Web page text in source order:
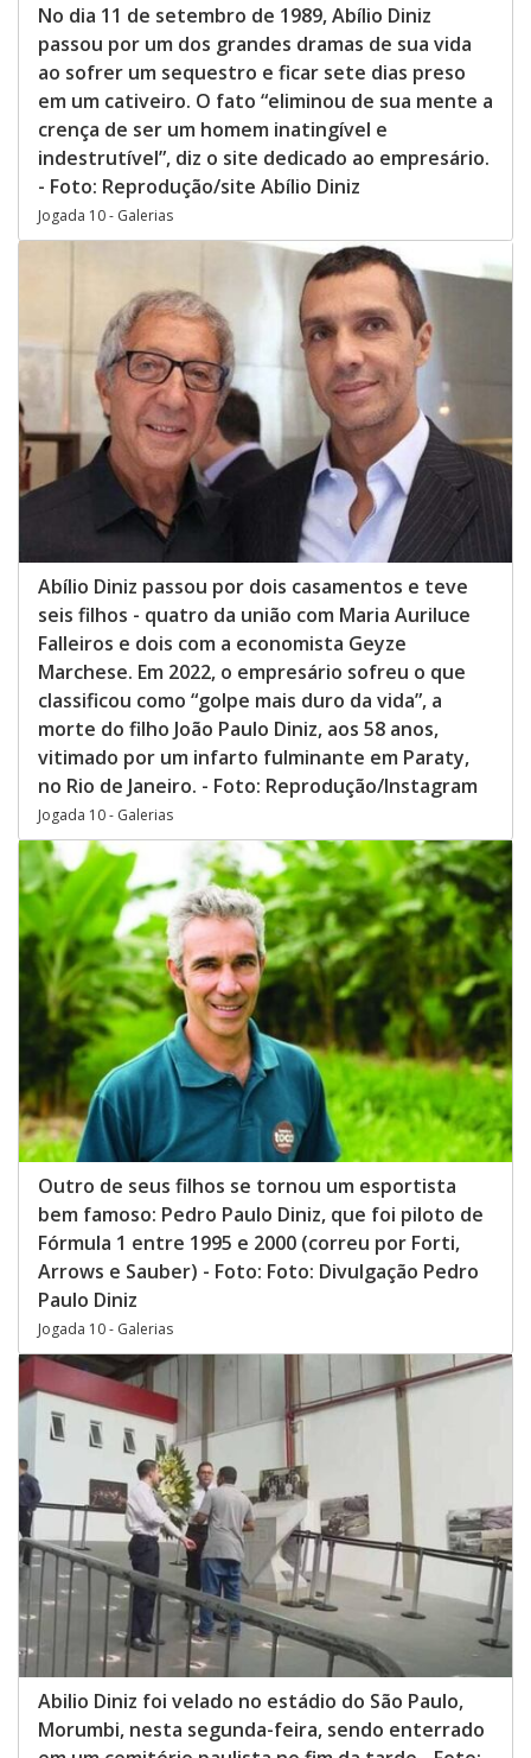
No dia 11 de setembro de 1989, Abílio Diniz
passou por um dos grandes dramas de sua vida
ao sofrer um sequestro e ficar sete dias preso
em um cativeiro. O fato “eliminou de sua mente a
crença de ser um homem inatingível e
indestrutível”, diz o site dedicado ao empresário.
- Foto: Reprodução/site Abílio Diniz
Jogada 10 - Galerias
Abílio Diniz passou por dois casamentos e teve
seis filhos - quatro da união com Maria Auriluce
Falleiros e dois com a economista Geyze
Marchese. Em 2022, o empresário sofreu o que
classificou como “golpe mais duro da vida”, a
morte do filho João Paulo Diniz, aos 58 anos,
vitimado por um infarto fulminante em Paraty,
no Rio de Janeiro. - Foto: Reprodução/Instagram
Jogada 10 - Galerias
Outro de seus filhos se tornou um esportista
bem famoso: Pedro Paulo Diniz, que foi piloto de
Fórmula 1 entre 1995 e 2000 (correu por Forti,
Arrows e Sauber) - Foto: Foto: Divulgação Pedro
Paulo Diniz
Jogada 10 - Galerias
Abilio Diniz foi velado no estádio do São Paulo,
Morumbi, nesta segunda-feira, sendo enterrado